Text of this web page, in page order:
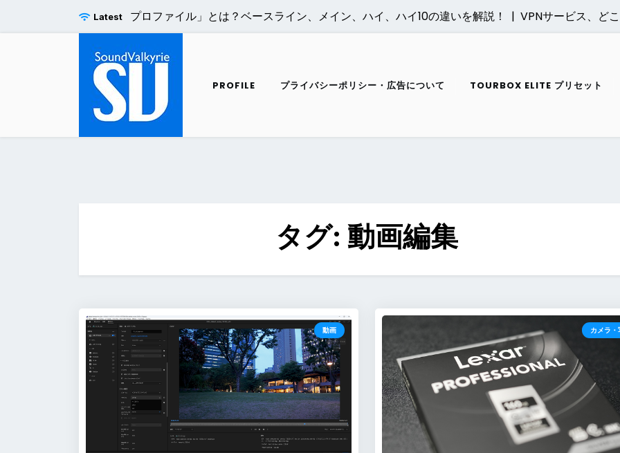
Latest
エンコードの「プロファイル」とは？ベースライン、メイン、ハイ、ハイ10の違いを解説！ | VPNサービス、どこを
PROFILE プライバシーポリシー・広告について TOURBOX ELITE プリセット
タグ: 動画編集
動画 カメラ・